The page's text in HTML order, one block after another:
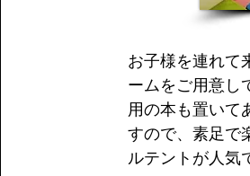
お子様を連れて
ームをご用意し
用の本も置いて
すので、素足で
ルテントが人気